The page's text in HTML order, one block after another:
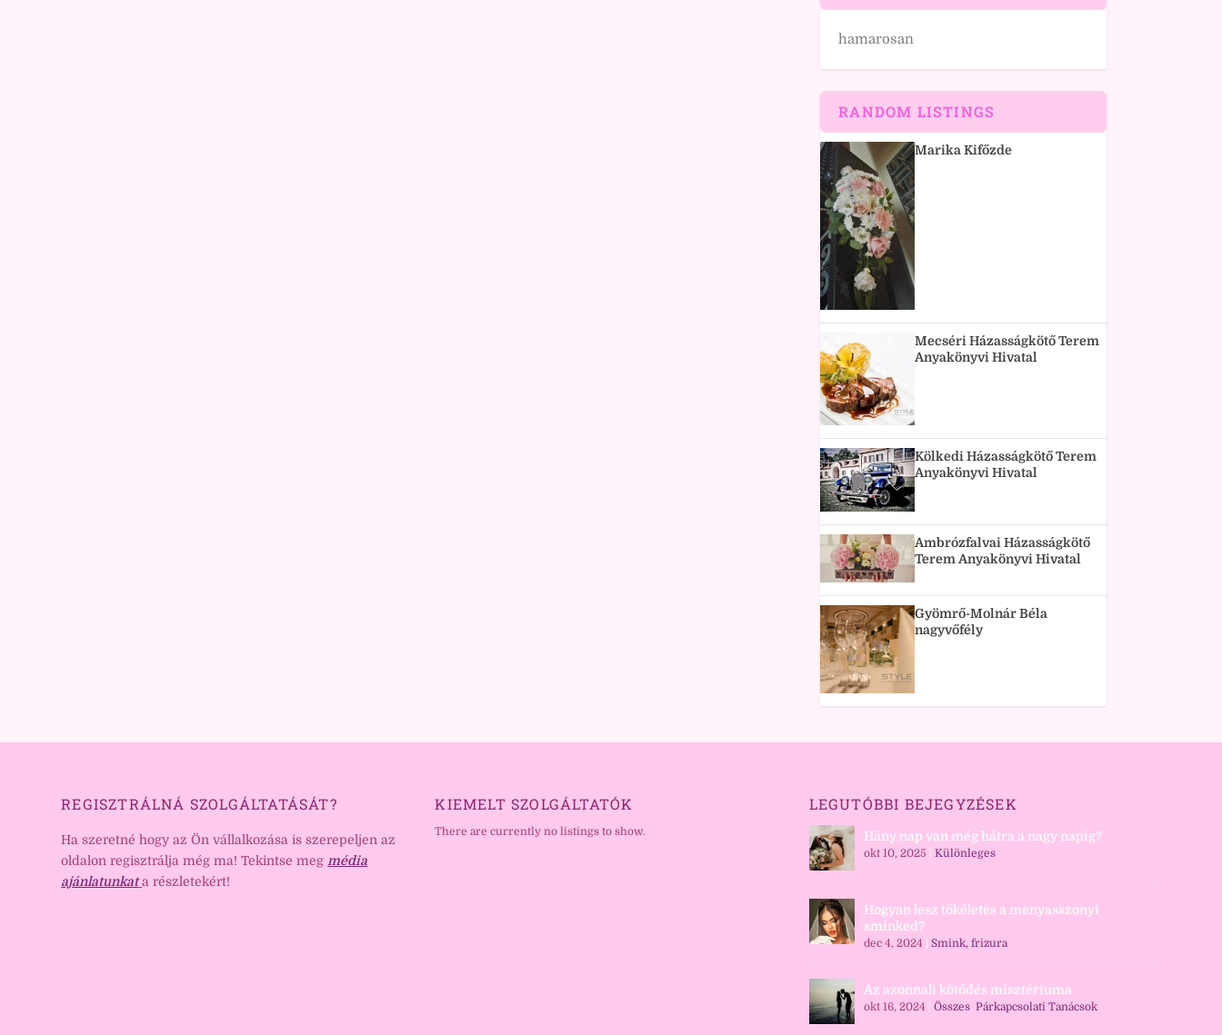
hamarosan
RANDOM LISTINGS
Marika Kifőzde
Mecséri Házasságkötő Terem
Anyakönyvi Hivatal
Kölkedi Házasságkötő Terem
Anyakönyvi Hivatal
Ambrózfalvai Házasságkötő
Terem Anyakönyvi Hivatal
Gyömrő-Molnár Béla
nagyvőfély
REGISZTRÁLNÁ SZOLGÁLTATÁSÁT?
Ha szeretné hogy az Ön vállalkozása is szerepeljen az
oldalon regisztrálja még ma! Tekintse megmédia
ajánlatunkat a részletekért!
KIEMELT SZOLGÁLTATÓK
There are currently no listings to show.
LEGUTÓBBI BEJEGYZÉSEK
Hány nap van még hátra a nagy napig?
okt 10, 2025 Különleges
Hogyan lesz tökéletes a menyasszonyi
sminked?
dec 4, 2024 Smink, frizura
Az azonnali kötődés misztériuma
okt 16, 2024 Összes, Párkapcsolati Tanácsok